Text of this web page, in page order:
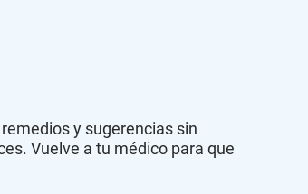
y sugerencias sin
Vuelve a tu médico para que